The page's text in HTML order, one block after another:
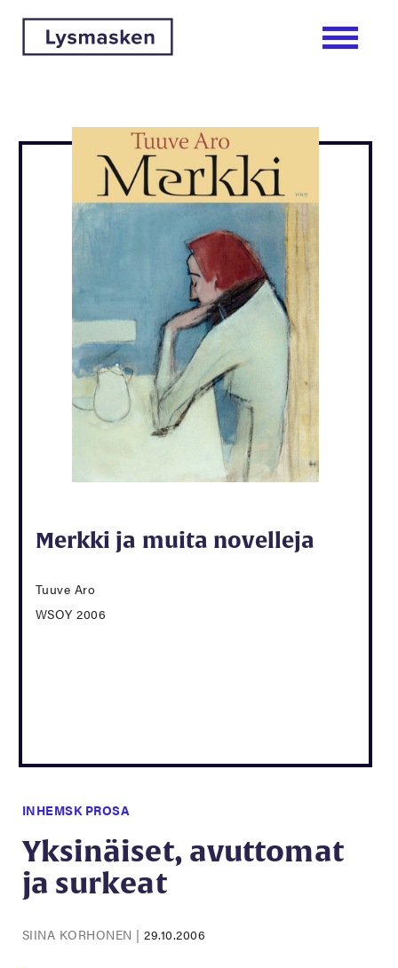
Merkki ja muita novelleja
Tuuve Aro
WSOY 2006
INHEMSK PROSA
Yksinäiset, avuttomat
ja surkeat
SIINA KORHONEN |29.10.2006